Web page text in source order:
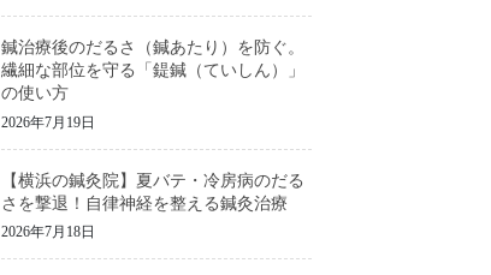
鍼治療後のだるさ（鍼あたり）を防ぐ。
繊細な部位を守る「鍉鍼（ていしん）」
の使い方
2026年7月19日
【横浜の鍼灸院】夏バテ・冷房病のだる
さを撃退！自律神経を整える鍼灸治療
2026年7月18日